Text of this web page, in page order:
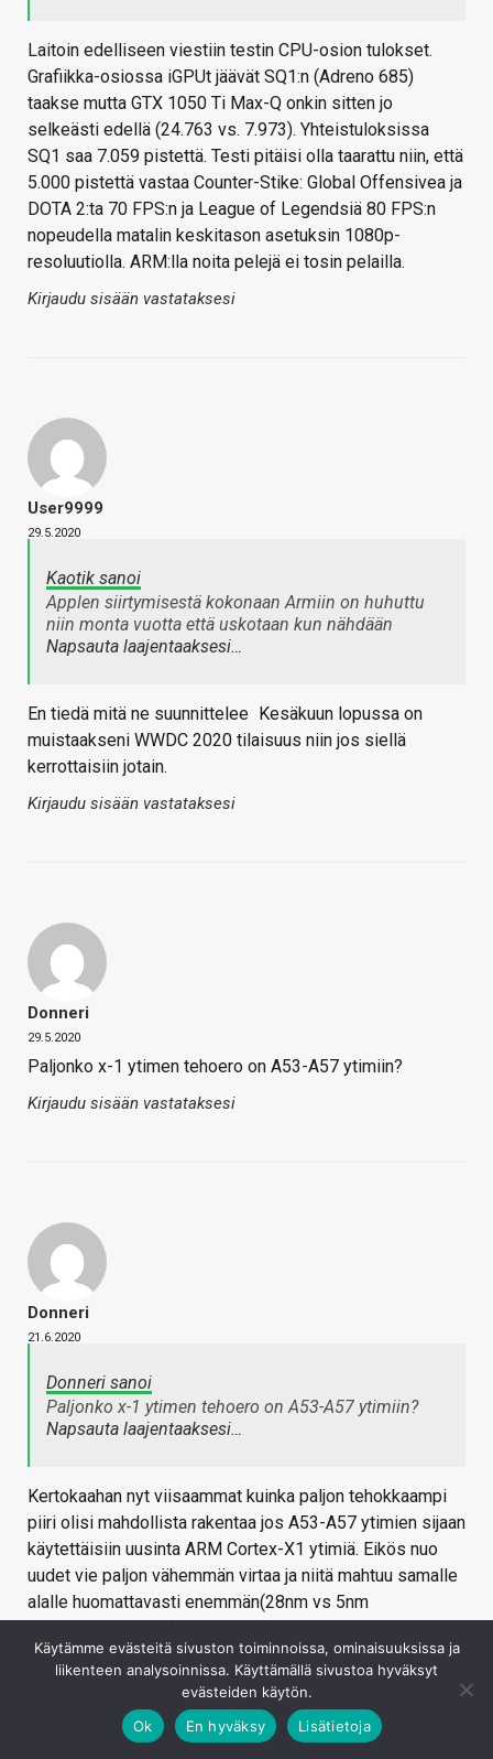
Laitoin edelliseen viestiin testin CPU-osion tulokset.
Grafiikka-osiossa iGPUt jäävät SQ1:n (Adreno 685)
taakse mutta GTX 1050 Ti Max-Q onkin sitten jo
selkeästi edellä (24.763 vs. 7.973). Yhteistuloksissa
SQ1 saa 7.059 pistettä. Testi pitäisi olla taarattu niin, että
5.000 pistettä vastaa Counter-Stike: Global Offensivea ja
DOTA 2:ta 70 FPS:n ja League of Legendsiä 80 FPS:n
nopeudella matalin keskitason asetuksin 1080p-
resoluutiolla. ARM:lla noita pelejä ei tosin pelailla.
Kirjaudu sisään vastataksesi
User9999
29.5.2020
Kaotik sanoi
Applen siirtymisestä kokonaan Armiin on huhuttu
niin monta vuotta että uskotaan kun nähdään
Napsauta laajentaaksesi…
En tiedä mitä ne suunnittelee Kesäkuun lopussa on
muistaakseni WWDC 2020 tilaisuus niin jos siellä
kerrottaisiin jotain.
Kirjaudu sisään vastataksesi
Donneri
29.5.2020
Paljonko x-1 ytimen tehoero on A53-A57 ytimiin?
Kirjaudu sisään vastataksesi
Donneri
21.6.2020
Donneri sanoi
Paljonko x-1 ytimen tehoero on A53-A57 ytimiin?
Napsauta laajentaaksesi…
Kertokaahan nyt viisaammat kuinka paljon tehokkaampi
piiri olisi mahdollista rakentaa jos A53-A57 ytimien sijaan
käytettäisiin uusinta ARM Cortex-X1 ytimiä. Eikös nuo
uudet vie paljon vähemmän virtaa ja niitä mahtuu samalle
alalle huomattavasti enemmän(28nm vs 5nm
tehokkaamman piirin nVidia pystyisi rakentamaan X1
tilalle samalla virran- ja tilankulutuksella jos samalla
käytettäisiin vielä tulevaa Samsungin 16gb lppdr
muistia? J.Kultala pystyisi varmaan antamaan realistisen
Käytämme evästeitä sivuston toiminnoissa, ominaisuuksissa ja
liikenteen analysoinnissa. Käyttämällä sivustoa hyväksyt
evästeiden käytön.
Ok
En hyväksy Lisätietoja